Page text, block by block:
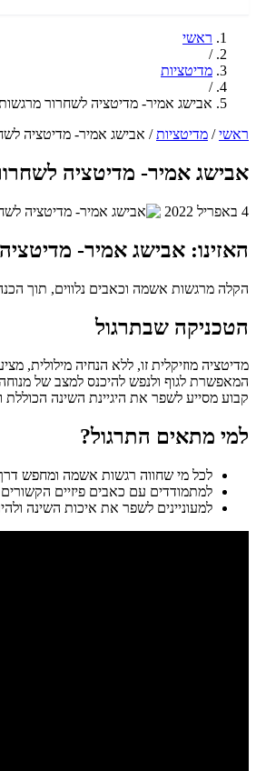
ראשי
/
מדיטציות
/
אבישג אמיר- מדיטציה לשחרור
ראשי / מדיטציות / אבישג אמיר- מדיטציה
אבישג אמיר- מדיטציה
4 באפריל 2022
האזינו: אבישג אמיר-
הקלה מרגשות אשמה וכאבים נלווים, תוך הכנה לשינה עמוקה ומרפאת, מוצעת לכם במדיטציה
הטכניקה שבתרגול
מדיטציה מוזיקלית זו, ללא הנחיה מילולית,
המאפשרת לגוף ולנפש להיכנס למצב של
קבוע מסייע לשפר את היגיינת השינה
למי מתאים התרגול?
לכל מי שחווה רגשות אשמה ומחפש
למתמודדים עם כאבים פיזיים
למעוניינים לשפר את איכות השינה